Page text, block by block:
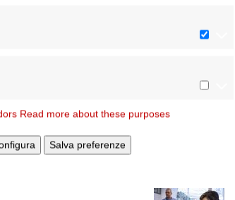
Read more about these purposes
Salva preferenze